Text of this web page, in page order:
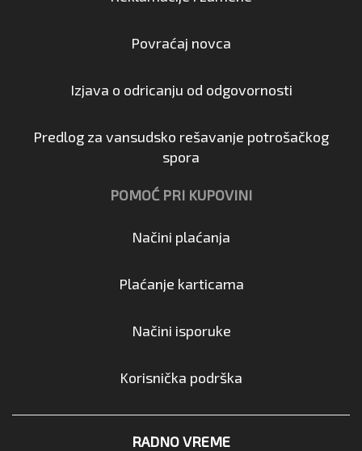
Povraćaj novca
Izjava o odricanju od odgovornosti
Predlog za vansudsko rešavanje potrošačkog
spora
POMOĆ PRI KUPOVINI
Načini plaćanja
Plaćanje karticama
Načini isporuke
Korisnička podrška
RADNO VREME